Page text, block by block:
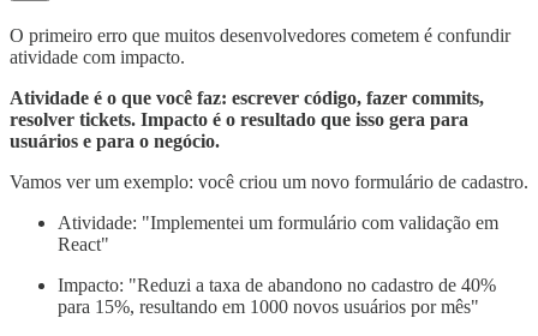
O primeiro erro que muitos desenvolvedores cometem é confundir
atividade com impacto.
Atividade é o que você faz: escrever código, fazer commits,
resolver tickets. Impacto é o resultado que isso gera para
usuários e para o negócio.
Vamos ver um exemplo: você criou um novo formulário de cadastro.
Atividade: "Implementei um formulário com validação em
React"
Impacto: "Reduzi a taxa de abandono no cadastro de 40%
para 15%, resultando em 1000 novos usuários por mês"